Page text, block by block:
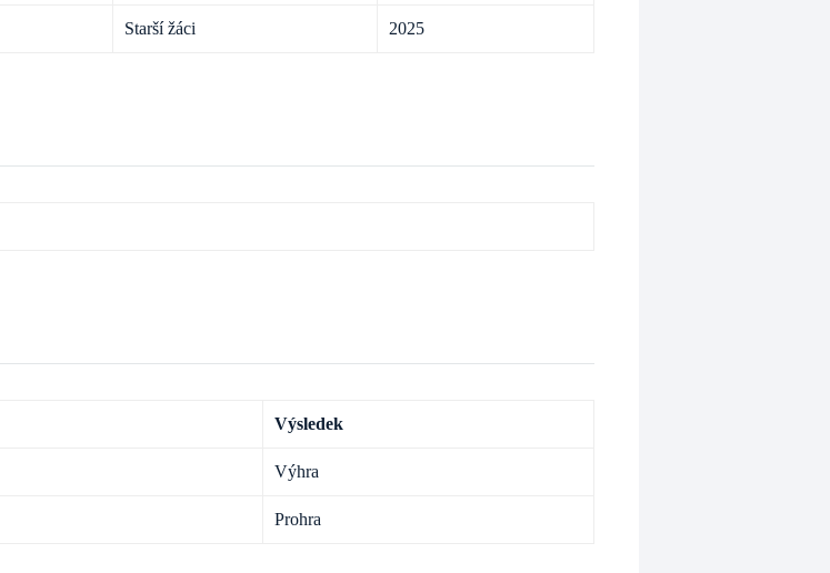
Starší žáci 2025
Výsledek
Výhra
Prohra